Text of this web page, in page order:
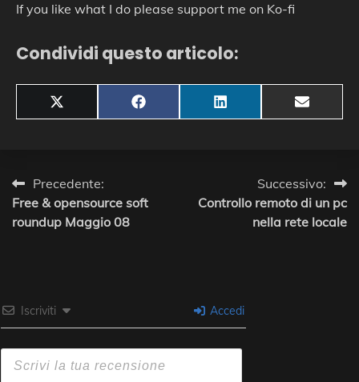
If you like what I do please support me on Ko-fi
Condividi questo articolo:
Share
on
X
(Twitter)
Share
on
Facebook
Share
on
LinkedIn
Share
on
Email
Navigazione
articoli
Precedente:
Free & opensource soft
roundup Maggio 08
Successivo:
Controllo remoto di un pc
nella rete locale
Iscriviti Accedi